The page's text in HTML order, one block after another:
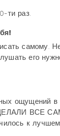
ти раз.
самому.
его
ощущений
ДЕЛАЛИ
к